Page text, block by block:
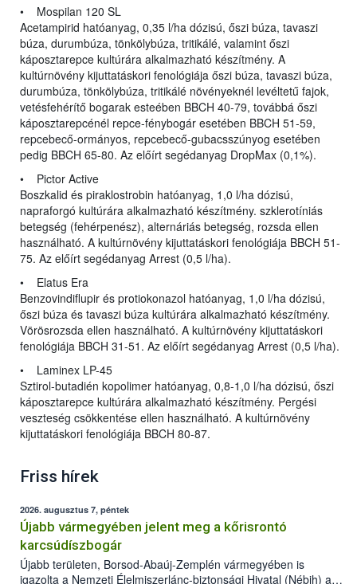
• Mospilan 120 SL
Acetampirid hatóanyag, 0,35 l/ha dózisú, őszi búza, tavaszi
búza, durumbúza, tönkölybúza, tritikálé, valamint őszi
káposztarepce kultúrára alkalmazható készítmény. A
kultúrnövény kijuttatáskori fenológiája őszi búza, tavaszi búza,
durumbúza, tönkölybúza, tritikálé növényeknél levéltetű fajok,
vetésfehérítő bogarak esteében BBCH 40-79, továbbá őszi
káposztarepcénél repce-fénybogár esetében BBCH 51-59,
repcebecő-ormányos, repcebecő-gubacsszúnyog esetében
pedig BBCH 65-80. Az előírt segédanyag DropMax (0,1%).
• Pictor Active
Boszkalid és piraklostrobin hatóanyag, 1,0 l/ha dózisú,
napraforgó kultúrára alkalmazható készítmény. szklerotíniás
betegség (fehérpenész), alternáriás betegség, rozsda ellen
használható. A kultúrnövény kijuttatáskori fenológiája BBCH 51-
75. Az előírt segédanyag Arrest (0,5 l/ha).
• Elatus Era
Benzovindiflupir és protiokonazol hatóanyag, 1,0 l/ha dózisú,
őszi búza és tavaszi búza kultúrára alkalmazható készítmény.
Vörösrozsda ellen használható. A kultúrnövény kijuttatáskori
fenológiája BBCH 31-51. Az előírt segédanyag Arrest (0,5 l/ha).
• Laminex LP-45
Sztirol-butadién kopolimer hatóanyag, 0,8-1,0 l/ha dózisú, őszi
káposztarepce kultúrára alkalmazható készítmény. Pergési
veszteség csökkentése ellen használható. A kultúrnövény
kijuttatáskori fenológiája BBCH 80-87.
Friss hírek
2026. augusztus 7, péntek
Újabb vármegyében jelent meg a kőrisrontó
karcsúdíszbogár
Újabb területen, Borsod-Abaúj-Zemplén vármegyében is
igazolta a Nemzeti Élelmiszerlánc-biztonsági Hivatal (Nébih) a